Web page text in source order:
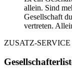
allein. Sind
Gesellschaft
vertreten.
ZUSATZ-SERVICE